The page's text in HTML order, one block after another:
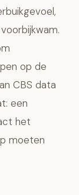
op de
CBS data
een
het
moeten